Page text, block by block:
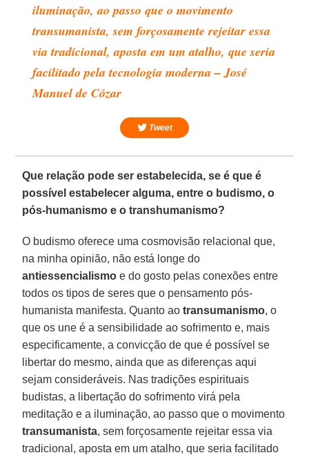
iluminação, ao passo que o movimento
transumanista, sem forçosamente rejeitar essa
via tradicional, aposta em um atalho, que seria
facilitado pela tecnologia moderna – José
Manuel de Cózar
Tweet
Que relação pode ser estabelecida, se é que é
possível estabelecer alguma, entre o budismo, o
pós-humanismo e o transhumanismo?
O budismo oferece uma cosmovisão relacional que,
na minha opinião, não está longe do
antiessencialismo e do gosto pelas conexões entre
todos os tipos de seres que o pensamento pós-
humanista manifesta. Quanto aotransumanismo, o
que os une é a sensibilidade ao sofrimento e, mais
especificamente, a convicção de que é possível se
libertar do mesmo, ainda que as diferenças aqui
sejam consideráveis. Nas tradições espirituais
budistas, a libertação do sofrimento virá pela
meditação e a iluminação, ao passo que o movimento
transumanista, sem forçosamente rejeitar essa via
tradicional, aposta em um atalho, que seria facilitado